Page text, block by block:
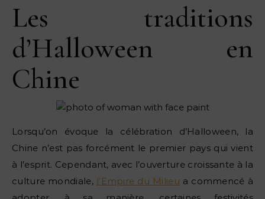
Les traditions
d’Halloween en
Chine
Lorsqu’on évoque la célébration d’Halloween, la
Chine n’est pas forcément le premier pays qui vient
à l’esprit. Cependant, avec l’ouverture croissante à la
culture mondiale, l’Empire du Milieu a commencé à